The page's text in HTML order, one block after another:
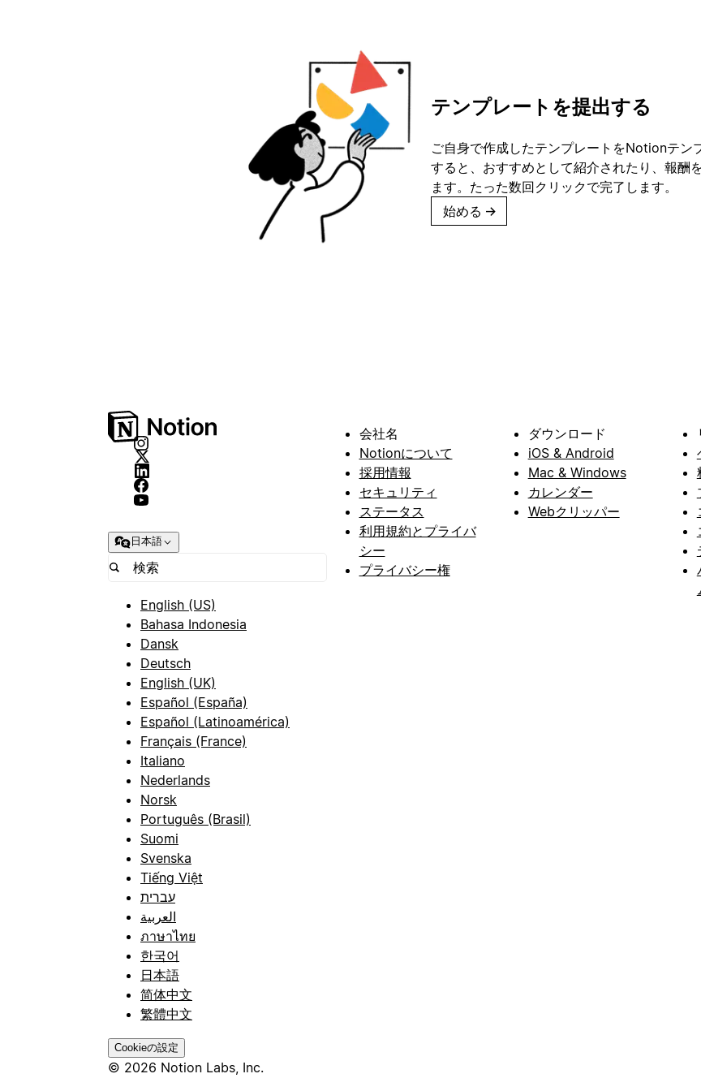
テンプレートを提出する
ご自身で作成したテンプレートをNotionテン
すると、おすすめとして紹介されたり、報酬
ます。たった数回クリックで完了します。
始める →
日本語
English (US)
Bahasa Indonesia
Dansk
Deutsch
English (UK)
Español (España)
Español (Latinoamérica)
Français (France)
Italiano
Nederlands
Norsk
Português (Brasil)
Suomi
Svenska
Tiếng Việt
עברית
العربية
ภาษาไทย
한국어
日本語
简体中文
繁體中文
Cookieの設定
© 2026 Notion Labs, Inc.
会社名
Notionについて
採用情報
セキュリティ
ステータス
利用規約とプライバ
シー
プライバシー権
ダウンロード
iOS & Android
Mac & Windows
カレンダー
Webクリッパー